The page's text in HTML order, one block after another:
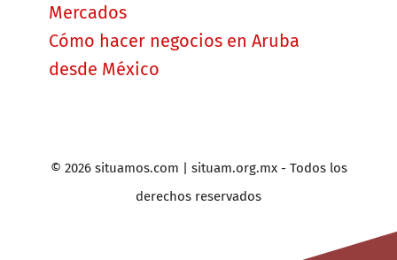
Mercados
Cómo hacer negocios en Aruba
desde México
© 2026 situamos.com | situam.org.mx - Todos los
derechos reservados